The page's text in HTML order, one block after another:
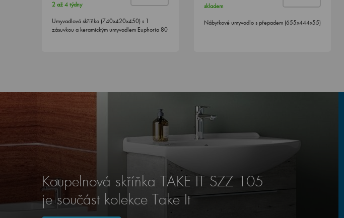
2 až 4 týdny
Umyvadlová skříňka (740x420x450) s 1
zásuvkou a keramickým umyvadlem Euphoria 80
skladem
Nábytkové umyvadlo s přepadem (655x444x55)
Koupelnová skříňka TAKE IT SZZ 105
je součást kolekce Take It